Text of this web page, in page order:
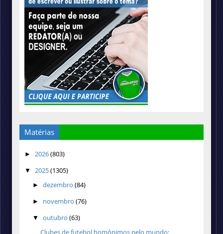
Matérias
► 2026(803)
▼ 2025(1305)
► dezembro (84)
► novembro (76)
▼ outubro (63)
Clubes de futebol homônimos pelo mundo: